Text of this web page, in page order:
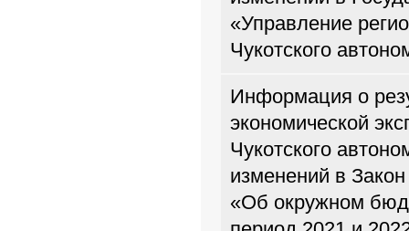
«Управление
Чукотского
Информация о
экономической
Чукотского
изменений в Закон
«Об окружном